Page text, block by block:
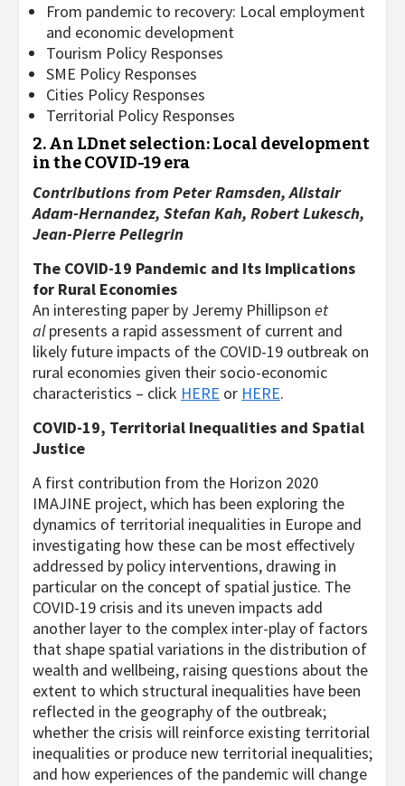
From pandemic to recovery: Local employment
and economic development
Tourism Policy Responses
SME Policy Responses
Cities Policy Responses
Territorial Policy Responses
2. An LDnet selection: Local development
in the COVID-19 era
Contributions from Peter Ramsden, Alistair
Adam-Hernandez, Stefan Kah, Robert Lukesch,
Jean-Pierre Pellegrin
The COVID-19 Pandemic and Its Implications
for Rural Economies
An interesting paper by Jeremy Phillipson et
alpresents a rapid assessment of current and
likely future impacts of the COVID-19 outbreak on
rural economies given their socio-economic
characteristics – click HERE or HERE.
COVID-19, Territorial Inequalities and Spatial
Justice
A first contribution from the Horizon 2020
IMAJINE project, which has been exploring the
dynamics of territorial inequalities in Europe and
investigating how these can be most effectively
addressed by policy interventions, drawing in
particular on the concept of spatial justice. The
COVID-19 crisis and its uneven impacts add
another layer to the complex inter-play of factors
that shape spatial variations in the distribution of
wealth and wellbeing, raising questions about the
extent to which structural inequalities have been
reflected in the geography of the outbreak;
whether the crisis will reinforce existing territorial
inequalities or produce new territorial inequalities;
and how experiences of the pandemic will change